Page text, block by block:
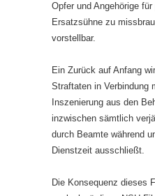
Opfer und Angehörige
Ersatzsühne zu
vorstellbar.
Ein Zurück auf Anfang
Straftaten in Verbindung
Inszenierung aus den
inzwischen sämtlich
durch Beamte während
Dienstzeit ausschließt.
Die Konsequenz dieses